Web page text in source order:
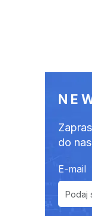
do
E-mail